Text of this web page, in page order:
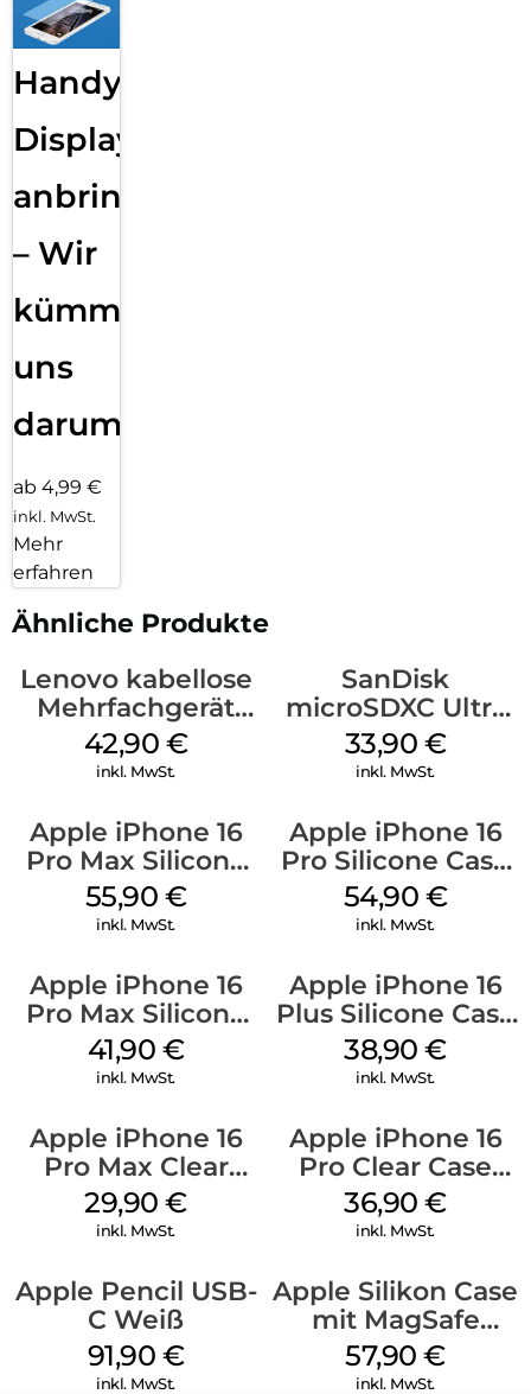
Handy
Displayfolie
anbringen
– Wir
kümmern
uns
darum!
ab 4,99 €
inkl. MwSt.
Mehr
erfahren
Ähnliche Produkte
Lenovo kabellose
Mehrfachgerät
Luna Grey
42,90 €
inkl. MwSt.
SanDisk
microSDXC Ultra
128 GB + Adapter
Mobile
33,90 €
inkl. MwSt.
Apple iPhone 16
Pro Max Silicone
Case MagSafe
Stone Gray
55,90 €
inkl. MwSt.
Apple iPhone 16
Pro Silicone Case
MagSafe Black
54,90 €
inkl. MwSt.
Apple iPhone 16
Pro Max Silicone
Case MagSafe
Ultramarine
41,90 €
inkl. MwSt.
Apple iPhone 16
Plus Silicone Case
MagSafe Denim
38,90€
inkl. MwSt.
Apple iPhone 16
Pro Max Clear
Case MagSafe
Transparent
29,90€
inkl. MwSt.
Apple iPhone 16
Pro Clear Case
MagSafe
Transparent
36,90€
inkl. MwSt.
Apple Pencil USB-
C Weiß
91,90 €
inkl. MwSt.
Apple Silikon Case
mit MagSafe
iPhone 14 Pro
(PRODUCT)RED
57,90€
inkl. MwSt.